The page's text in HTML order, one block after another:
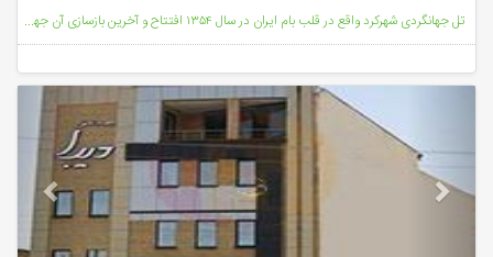
تل جهانگردی شهرکرد واقع در قلب بام ایران در سال ۱۳۵۴ افتتاح و آخرین بازسازی آن جهت ارتقا سطح کیفی خد